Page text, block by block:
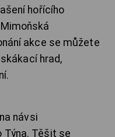
hořícího
akce se můžete
hrad,
návsi
Týna. Těšit se